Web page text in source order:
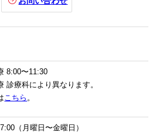
8:00〜11:30
診療科により異なります。
こちら 。
（月曜日〜金曜日）